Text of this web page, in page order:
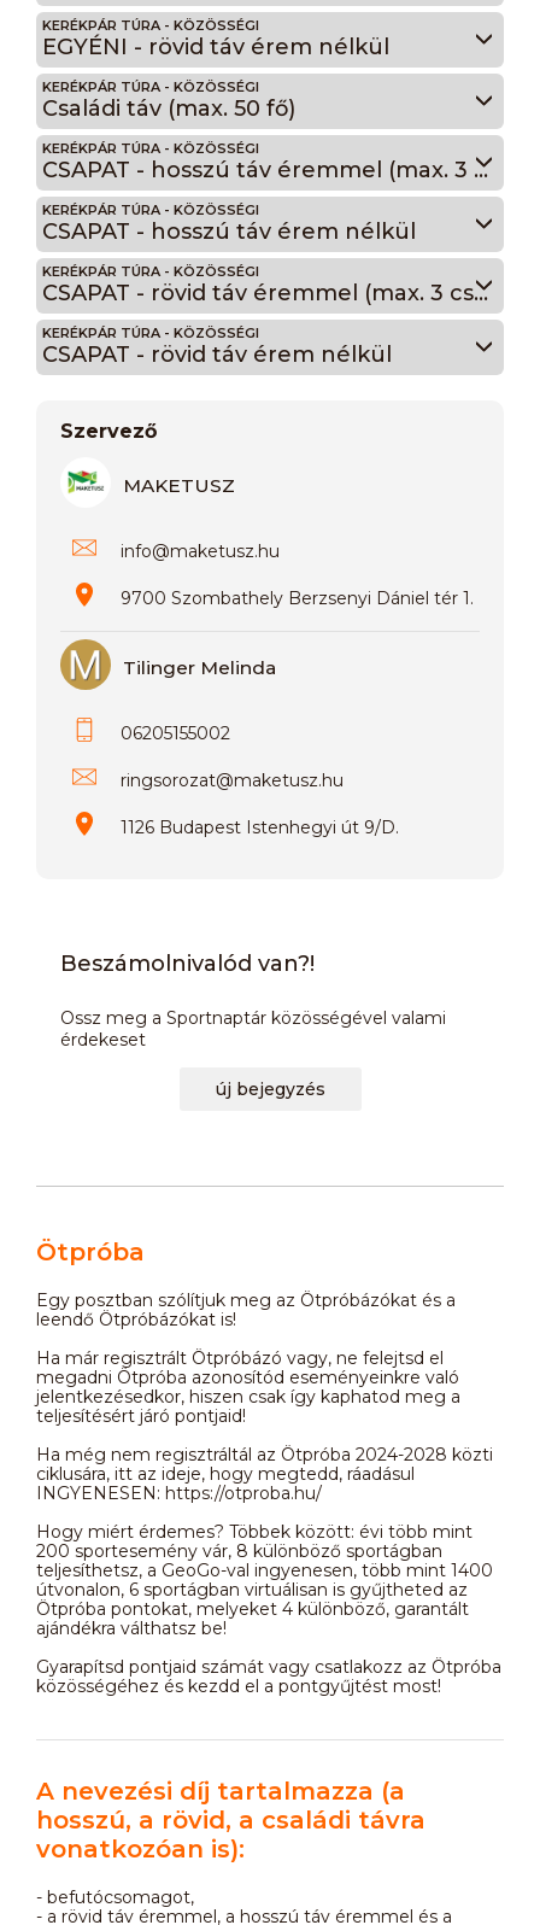
KERÉKPÁR TÚRA - KÖZÖSSÉGI
EGYÉNI - rövid táv érem nélkül
KERÉKPÁR TÚRA - KÖZÖSSÉGI
Családi táv (max. 50 fő)
KERÉKPÁR TÚRA - KÖZÖSSÉGI
CSAPAT - hosszú táv éremmel (max. 3 csapat)
KERÉKPÁR TÚRA - KÖZÖSSÉGI
CSAPAT - hosszú táv érem nélkül
KERÉKPÁR TÚRA - KÖZÖSSÉGI
CSAPAT - rövid táv éremmel (max. 3 csapat)
KERÉKPÁR TÚRA - KÖZÖSSÉGI
CSAPAT - rövid táv érem nélkül
Szervező
MAKETUSZ
info@maketusz.hu
9700 Szombathely Berzsenyi Dániel tér 1.
Tilinger Melinda
06205155002
ringsorozat@maketusz.hu
1126 Budapest Istenhegyi út 9/D.
Beszámolnivalód van?!
Ossz meg a Sportnaptár közösségével valami
érdekeset
új bejegyzés
Ötpróba
Egy posztban szólítjuk meg az Ötpróbázókat és a
leendő Ötpróbázókat is!
Ha már regisztrált Ötpróbázó vagy, ne felejtsd el
megadni Ötpróba azonosítód eseményeinkre való
jelentkezésedkor, hiszen csak így kaphatod meg a
teljesítésért járó pontjaid!
Ha még nem regisztráltál az Ötpróba 2024-2028 közti
ciklusára, itt az ideje, hogy megtedd, ráadásul
INGYENESEN: https://otproba.hu/
Hogy miért érdemes? Többek között: évi több mint
200 sportesemény vár, 8 különböző sportágban
teljesíthetsz, a GeoGo-val ingyenesen, több mint 1400
útvonalon, 6 sportágban virtuálisan is gyűjtheted az
Ötpróba pontokat, melyeket 4 különböző, garantált
ajándékra válthatsz be!
Gyarapítsd pontjaid számát vagy csatlakozz az Ötpróba
közösségéhez és kezdd el a pontgyűjtést most!
A nevezési díj tartalmazza (a
hosszú, a rövid, a családi távra
vonatkozóan is):
- befutócsomagot,
- a rövid táv éremmel, a hosszú táv éremmel és a